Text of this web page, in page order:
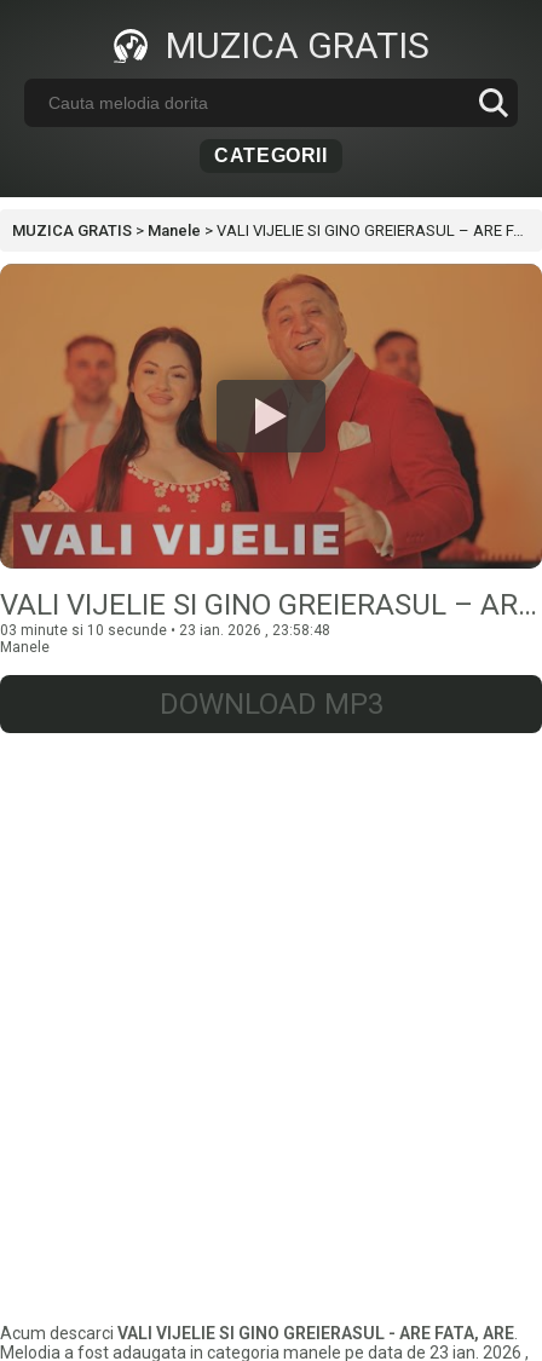
MUZICA GRATIS
CATEGORII
MUZICA GRATIS > Manele > VALI VIJELIE SI GINO GREIERASUL – ARE FATA, ARE
VALI VIJELIE SI GINO GREIERASUL – ARE FATA, ARE
03 minute si 10 secunde • 23 ian. 2026 , 23:58:48
Manele
DOWNLOAD MP3
Acum descarci VALI VIJELIE SI GINO GREIERASUL - ARE FATA, ARE
Melodia a fost adaugata in categoria manele pe data de 23 ian. 2026 ,